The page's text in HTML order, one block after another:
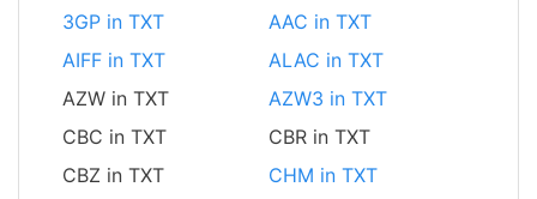
3GP in TXT
AAC in TXT
AIFF in TXT
ALAC in TXT
AZW in TXT
AZW3 in TXT
CBC in TXT
CBR in TXT
CBZ in TXT
CHM in TXT